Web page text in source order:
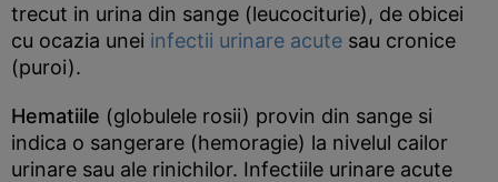
trecut in urina din sange (leucociturie), de obicei
cu ocazia unei infectii urinare acute sau cronice
(puroi).
Hematiile (globulele rosii) provin din sange si
indica o sangerare (hemoragie) la nivelul cailor
urinare sau ale rinichilor. Infectiile urinare acute